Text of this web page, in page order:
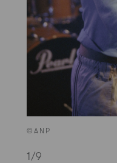
©ANP
1/9